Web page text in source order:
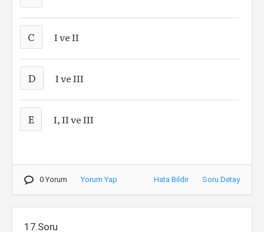
C I ve II
D I ve III
E I, II ve III
0 Yorum Yorum Yap Hata Bildir Soru Detay
17.Soru